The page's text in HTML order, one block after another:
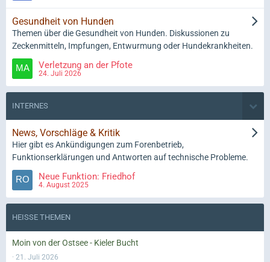
Gesundheit von Hunden
Themen über die Gesundheit von Hunden. Diskussionen zu
Zeckenmitteln, Impfungen, Entwurmung oder Hundekrankheiten.
Verletzung an der Pfote
24. Juli 2026
INTERNES
News, Vorschläge & Kritik
Hier gibt es Ankündigungen zum Forenbetrieb,
Funktionserklärungen und Antworten auf technische Probleme.
Neue Funktion: Friedhof
4. August 2025
HEISSE THEMEN
Moin von der Ostsee - Kieler Bucht
21. Juli 2026